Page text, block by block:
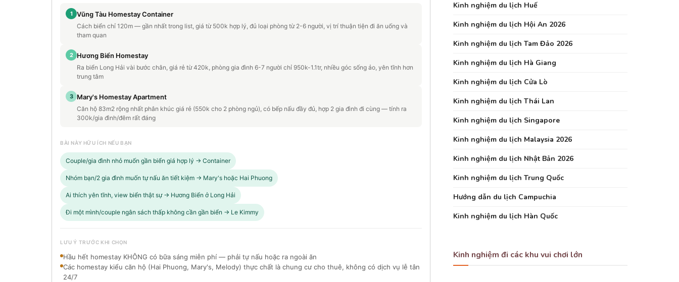
1 Vũng Tàu Homestay Container
Cách biển chỉ 120m — gần nhất trong list, giá từ 500k hợp lý, đủ loại phòng từ 2-6 người, vị trí thuận tiện đi ăn uống và
tham quan
2 Hương Biển Homestay
Ra biển Long Hải vài bước chân, giá rẻ từ 420k, phòng gia đình 6-7 người chỉ 950k-1.1tr, nhiều góc sống ảo, yên tĩnh hơn
trung tâm
3 Mary's Homestay Apartment
Căn hộ 83m2 rộng nhất phân khúc giá rẻ (550k cho 2 phòng ngủ), có bếp nấu đầy đủ, hợp 2 gia đình đi cùng — tính ra
300k/gia đình/đêm rất đáng
BÀI NÀY HỮU ÍCH NẾU BẠN
Couple/gia đình nhỏ muốn gần biển giá hợp lý → Container
Nhóm bạn/2 gia đình muốn tự nấu ăn tiết kiệm → Mary's hoặc Hai Phuong
Ai thích yên tĩnh, view biển thật sự → Hương Biển ở Long Hải
Đi một mình/couple ngân sách thấp không cần gần biển → Le Kimmy
LƯU Ý TRƯỚC KHI CHỌN
Hầu hết homestay KHÔNG có bữa sáng miễn phí — phải tự nấu hoặc ra ngoài ăn
Các homestay kiểu căn hộ (Hai Phuong, Mary's, Melody) thực chất là chung cư cho thuê, không có dịch vụ lễ tân
24/7
Kinh nghiệm du lịch Huế
Kinh nghiệm du lịch Hội An 2026
Kinh nghiệm du lịch Tam Đảo 2026
Kinh nghiệm du lịch Hà Giang
Kinh nghiệm du lịch Cửa Lò
Kinh nghiệm du lịch Thái Lan
Kinh nghiệm du lịch Singapore
Kinh nghiệm du lịch Malaysia 2026
Kinh nghiệm du lịch Nhật Bản 2026
Kinh nghiệm du lịch Trung Quốc
Hướng dẫn du lịch Campuchia
Kinh nghiệm du lịch Hàn Quốc
Kinh nghiệm đi các khu vui chơi lớn